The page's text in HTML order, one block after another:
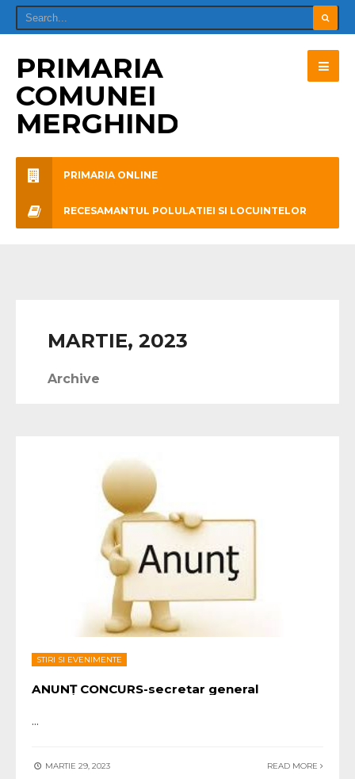
PRIMARIA
COMUNEI
MERGHINDEAL
PRIMARIA ONLINE
RECESAMANTUL POLULATIEI SI LOCUINTELOR
MARTIE, 2023
Archive
STIRI SI EVENIMENTE
ANUNȚ CONCURS-secretar general
...
MARTIE 29, 2023 READ MORE